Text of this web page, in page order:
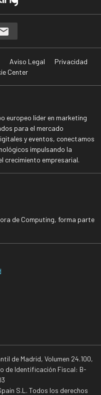
Aviso Legal
Privacidad
Center
europeo líder en marketing
para el mercado
y eventos, conectamos
impulsando la
crecimiento empresarial.
de Computing, forma parte
de Madrid, Volumen 24.100,
de Identificación Fiscal: B-
S.L. Todos los derechos